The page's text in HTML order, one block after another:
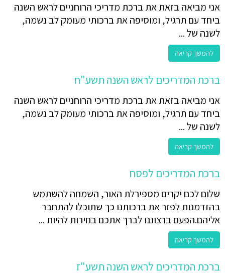
אני מביאה בזאת את ברכת מדריכי הרוחניים לראש השנה
ביחד עם תרגיל, ומוסיפה את ברכותי מעומק לב נשמה,
לשנה של ...
להמשך קריאה
ברכת המדריכים לראש השנה תשע"ח
אני מביאה בזאת את ברכת מדריכי הרוחניים לראש השנה
ביחד עם תרגיל, ומוסיפה את ברכותי מעומק לב נשמה,
לשנה של ...
להמשך קריאה
ברכת המדריכים לפסח
שלום לכם יקרים מספירלת האור, השמחה להשתמש
בהזדמנות לפזר את ברכותנו כך שתוכלו להתחבר
אליהם.הפעם ברצוננו לברך אתכם בחירות להיות ...
להמשך קריאה
ברכת המדריכים לראש השנה תשע"ז